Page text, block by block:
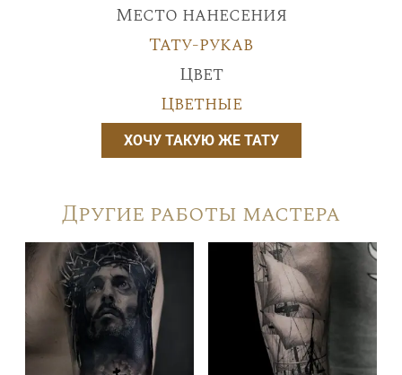
Место нанесения
Тату-рукав
Цвет
Цветные
ХОЧУ ТАКУЮ ЖЕ ТАТУ
Другие работы мастера